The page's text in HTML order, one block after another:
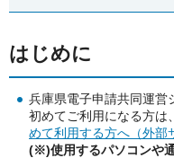
はじめに
兵庫県電子申請共同運営
初めてご利用になる方
めて利用する方へ（外部
(※)使用するパソコンや